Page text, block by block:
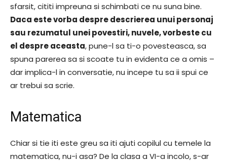
sfarsit, cititi impreuna si schimbati ce nu suna bine.
Daca este vorba despre descrierea unui personaj
sau rezumatul unei povestiri, nuvele, vorbeste cu
el despre aceasta, pune-l sa ti-o povesteasca, sa
spuna parerea sa si scoate tu in evidenta ce a omis –
dar implica-l in conversatie, nu incepe tu sa ii spui ce
ar trebui sa scrie.
Matematica
Chiar si tie iti este greu sa iti ajuti copilul cu temele la
matematica, nu-i asa? De la clasa a VI-a incolo, s-ar